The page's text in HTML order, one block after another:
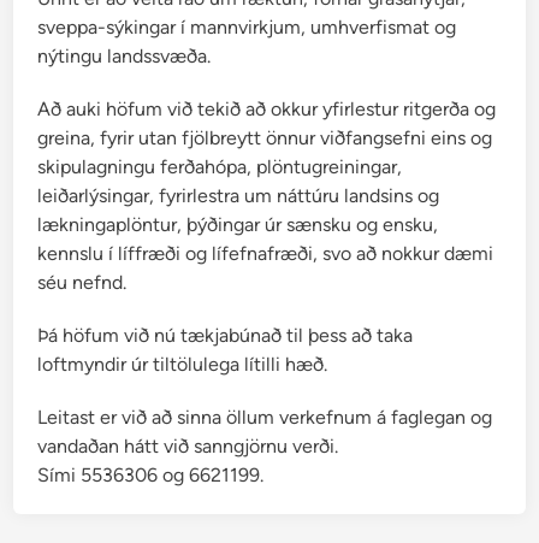
sveppa-sýkingar í mannvirkjum, umhverfismat og
nýtingu landssvæða.
Að auki höfum við tekið að okkur yfirlestur ritgerða og
greina, fyrir utan fjölbreytt önnur viðfangsefni eins og
skipulagningu ferðahópa, plöntugreiningar,
leiðarlýsingar, fyrirlestra um náttúru landsins og
lækningaplöntur, þýðingar úr sænsku og ensku,
kennslu í líffræði og lífefnafræði, svo að nokkur dæmi
séu nefnd.
Þá höfum við nú tækjabúnað til þess að taka
loftmyndir úr tiltölulega lítilli hæð.
Leitast er við að sinna öllum verkefnum á faglegan og
vandaðan hátt við sanngjörnu verði.
Sími 5536306 og 6621199.